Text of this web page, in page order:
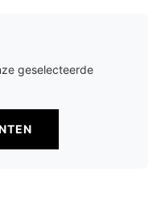
geselecteerde